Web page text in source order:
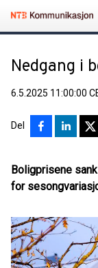
Nedgang i
6.5.2025 11:00:00
Del
Boligprisene
for